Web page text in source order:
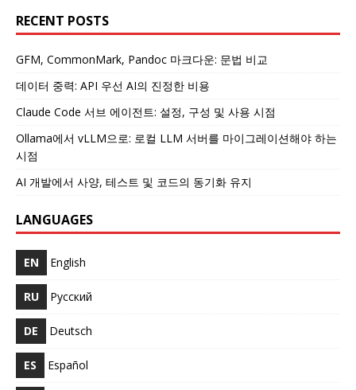
RECENT POSTS
GFM, CommonMark, Pandoc 마크다운: 문법 비교
데이터 중력: API 우선 AI의 진정한 비용
Claude Code 서브 에이전트: 설정, 구성 및 사용 시점
Ollama에서 vLLM으로: 로컬 LLM 서버를 마이그레이션해야 하는
시점
AI 개발에서 사양, 테스트 및 코드의 동기화 유지
LANGUAGES
EN English
RU Русский
DE Deutsch
ES Español